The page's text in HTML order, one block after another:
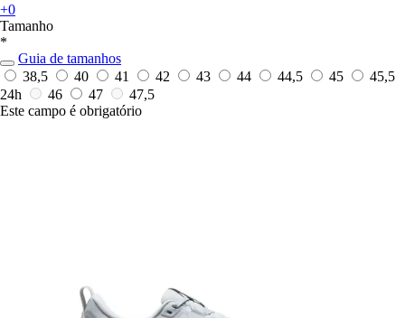
+0
Tamanho
*
Guia de tamanhos
38,5
40 41 42 43 44 44,5 45
45,5
24h
46 47
47,5
Este campo é obrigatório